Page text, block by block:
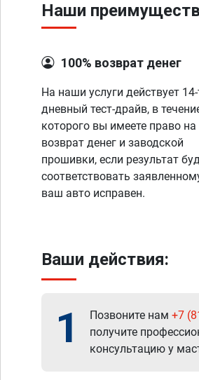
Наши
100% возврат денег
На наши услуги действует 14-
дневный тест-драйв, в
которого вы имеете право на
возврат денег и заводской
прошивки, если результат
соответствовать
ваш авто исправен.
Ваши действия:
1 Позвоните нам +7
получите
консультацию у